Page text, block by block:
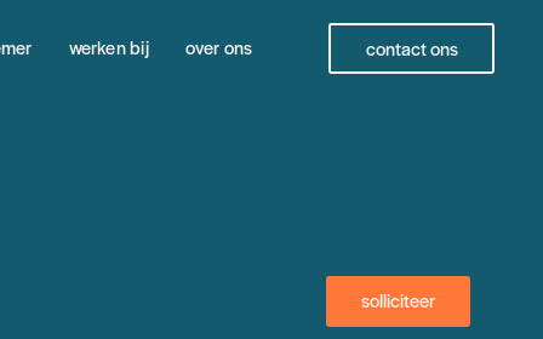
werken bij over ons contact ons
solliciteer